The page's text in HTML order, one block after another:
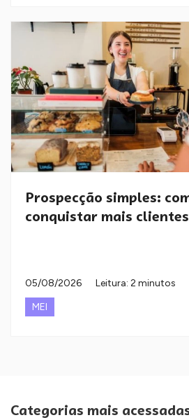
Prospecção simples:
conquistar mais clientes
05/08/2026
Leitura: 2 minutos
MEI
Categorias mais